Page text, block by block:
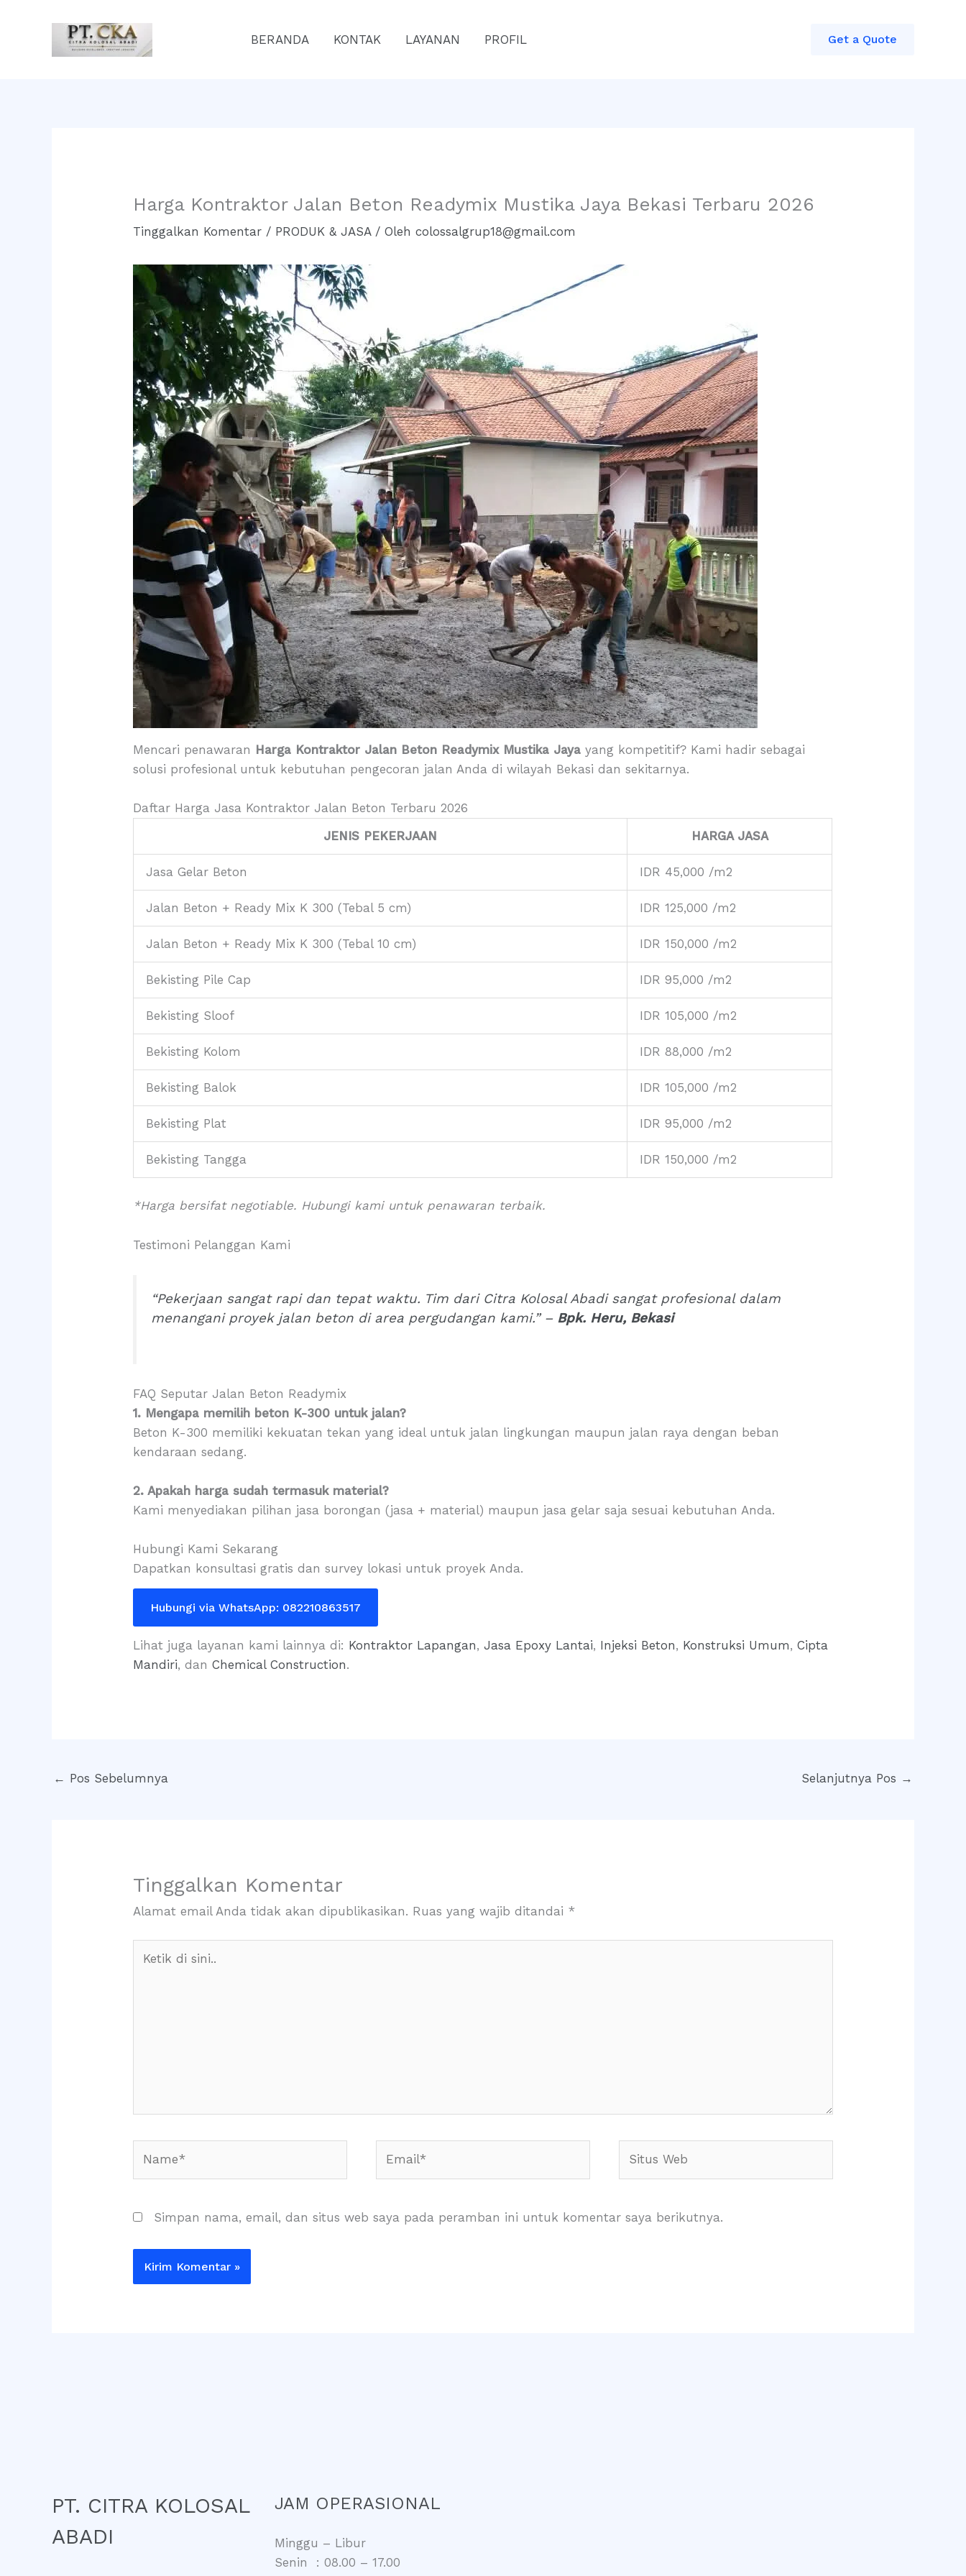
BERANDA KONTAK LAYANAN PROFIL Get a Quote
Harga Kontraktor Jalan Beton Readymix Mustika Jaya Bekasi Terbaru 2026
Tinggalkan Komentar / PRODUK & JASA/ Olehcolossalgrup18@gmail.com
Mencari penawaran Harga Kontraktor Jalan Beton Readymix Mustika Jaya yang kompetitif? Kami hadir sebagai
solusi profesional untuk kebutuhan pengecoran jalan Anda di wilayah Bekasi dan sekitarnya.
Daftar Harga Jasa Kontraktor Jalan Beton Terbaru 2026
JENIS PEKERJAAN
HARGA JASA
Jasa Gelar Beton IDR 45,000 /m2
Jalan Beton + Ready Mix K 300 (Tebal 5 cm) IDR 125,000 /m2
Jalan Beton + Ready Mix K 300 (Tebal 10 cm) IDR 150,000 /m2
Bekisting Pile Cap IDR 95,000 /m2
Bekisting Sloof IDR 105,000 /m2
Bekisting Kolom IDR 88,000 /m2
Bekisting Balok IDR 105,000 /m2
Bekisting Plat IDR 95,000 /m2
Bekisting Tangga IDR 150,000 /m2
*Harga bersifat negotiable. Hubungi kami untuk penawaran terbaik.
Testimoni Pelanggan Kami
“Pekerjaan sangat rapi dan tepat waktu. Tim dari Citra Kolosal Abadi sangat profesional dalam
menangani proyek jalan beton di area pergudangan kami.” – Bpk. Heru, Bekasi
FAQ Seputar Jalan Beton Readymix
1. Mengapa memilih beton K-300 untuk jalan?
Beton K-300 memiliki kekuatan tekan yang ideal untuk jalan lingkungan maupun jalan raya dengan beban
kendaraan sedang.
2. Apakah harga sudah termasuk material?
Kami menyediakan pilihan jasa borongan (jasa + material) maupun jasa gelar saja sesuai kebutuhan Anda.
Hubungi Kami Sekarang
Dapatkan konsultasi gratis dan survey lokasi untuk proyek Anda.
Hubungi via WhatsApp: 082210863517
Lihat juga layanan kami lainnya di: Kontraktor Lapangan, Jasa Epoxy Lantai, Injeksi Beton, Konstruksi Umum,Cipta
Mandiri, danChemical Construction.
← Pos Sebelumnya Selanjutnya Pos →
Tinggalkan Komentar
Alamat email Anda tidak akan dipublikasikan. Ruas yang wajib ditandai *
Web
Simpan nama, email, dan situs web saya pada peramban ini untuk komentar saya berikutnya.
PT. CITRA KOLOSAL
ABADI
JAM OPERASIONAL
Minggu – Libur
Senin : 08.00 – 17.00